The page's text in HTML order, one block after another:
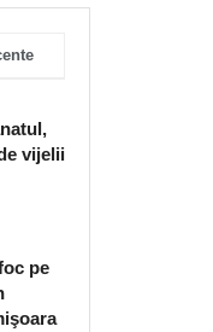
vijelii
pe